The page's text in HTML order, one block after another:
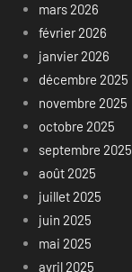
mars 2026
février 2026
janvier 2026
décembre 2025
novembre 2025
octobre 2025
septembre 2025
août 2025
juillet 2025
juin 2025
mai 2025
avril 2025